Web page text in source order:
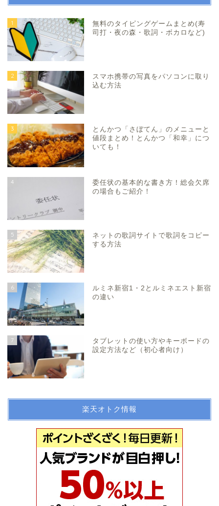
1
無料のタイピングゲームまとめ(寿
司打・夜の森・歌詞・ボカロなど)
2
スマホ携帯の写真をパソコンに取り
込む方法
3
とんかつ「さぼてん」のメニューと
値段まとめ！とんかつ「和幸」につ
いても！
4
委任状の基本的な書き方！総会欠席
の場合もご紹介！
5
ネットの歌詞サイトで歌詞をコピー
する方法
6
ルミネ新宿1・2とルミネエスト新宿
の違い
7
タブレットの使い方やキーボードの
設定方法など（初心者向け）
楽天オトク情報